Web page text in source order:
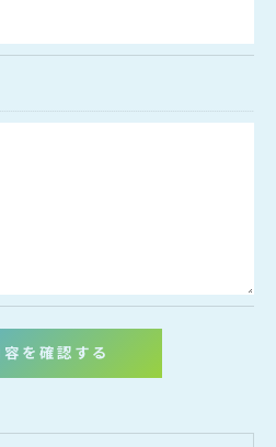
・削除･利用停止の手続につ
情報の開示･訂正･削除・利
うえ、対応させて頂きま